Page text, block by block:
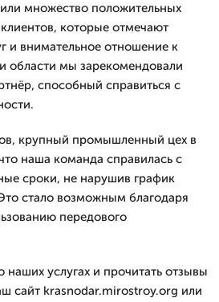
множество положительных
которые отмечают
и внимательное отношение к
области мы зарекомендовали
способный справиться с
крупный промышленный цех в
наша команда справилась с
сроки, не нарушив график
стало возможным благодаря
передового
наших услугах и прочитать отзывы
сайт krasnodar.mirostroy.org или